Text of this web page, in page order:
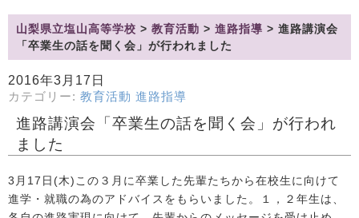
山梨県立塩山高等学校 > 教育活動 > 進路指導 > 進路講演会
「卒業生の話を聞く会」が行われました
2016年3月17日
カテゴリー: 教育活動 進路指導
進路講演会「卒業生の話を聞く会」が行われ
ました
3月17日(木)この３月に卒業した先輩たちから在校生に向けて
進学・就職の為のアドバイスをもらいました。１，２年生は、